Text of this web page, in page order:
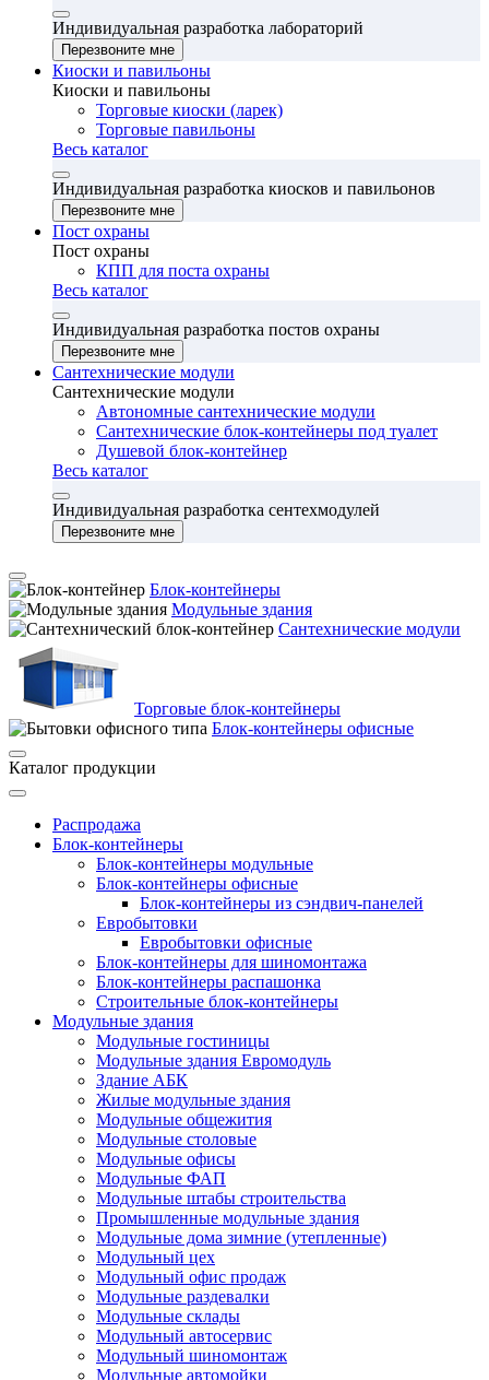
Индивидуальная разработка лабораторий
Перезвоните мне
Киоски и павильоны
Киоски и павильоны
Торговые киоски (ларек)
Торговые павильоны
Весь каталог
Индивидуальная разработка киосков и павильонов
Перезвоните мне
Пост охраны
Пост охраны
КПП для поста охраны
Весь каталог
Индивидуальная разработка постов охраны
Перезвоните мне
Сантехнические модули
Сантехнические модули
Автономные сантехнические модули
Сантехнические блок-контейнеры под туалет
Душевой блок-контейнер
Весь каталог
Индивидуальная разработка сентехмодулей
Перезвоните мне
Блок-контейнеры
Модульные здания
Сантехнические модули
Торговые блок-контейнеры
Блок-контейнеры офисные
Каталог продукции
Распродажа
Блок-контейнеры
Блок-контейнеры модульные
Блок-контейнеры офисные
Блок-контейнеры из сэндвич-панелей
Евробытовки
Евробытовки офисные
Блок-контейнеры для шиномонтажа
Блок-контейнеры распашонка
Строительные блок-контейнеры
Модульные здания
Модульные гостиницы
Модульные здания Евромодуль
Здание АБК
Жилые модульные здания
Модульные общежития
Модульные столовые
Модульные офисы
Модульные ФАП
Модульные штабы строительства
Промышленные модульные здания
Модульные дома зимние (утепленные)
Модульный цех
Модульный офис продаж
Модульные раздевалки
Модульные склады
Модульный автосервис
Модульный шиномонтаж
Модульные автомойки